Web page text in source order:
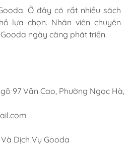
Ở đây có rất nhiều sách
lựa chọn. Nhân viên chuyên
ngày càng phát triển.
Ở đây có rất nhiều sách
lựa chọn. Nhân viên chuyên
ngày càng phát triển.
Ở đây có rất nhiều sách
lựa chọn. Nhân viên chuyên
ngày càng phát triển.
97 Văn Cao, Phường Ngọc Hà,
Dịch Vụ Gooda